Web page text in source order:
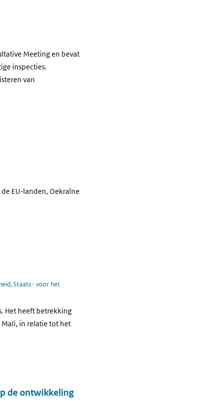
Meeting en bevat
inspecties.
van
EU-landen, Oekraïne
Staats- voor het
Het heeft betrekking
Mali, in relatie tot het
de ontwikkeling